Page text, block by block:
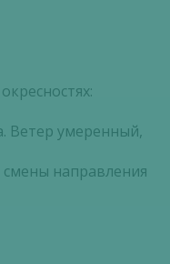
Ветер умеренный,
направления